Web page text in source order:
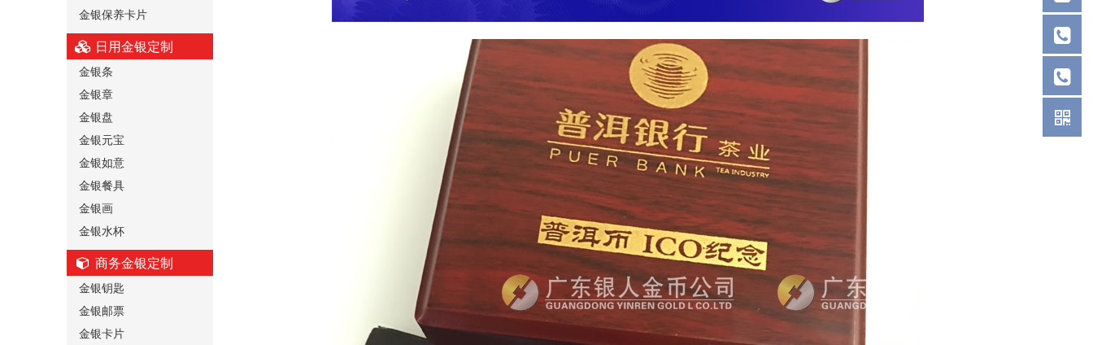
金银保养卡片
日用金银定制
金银条
金银章
金银盘
金银元宝
金银如意
金银餐具
金银画
金银水杯
商务金银定制
金银钥匙
金银邮票
金银卡片